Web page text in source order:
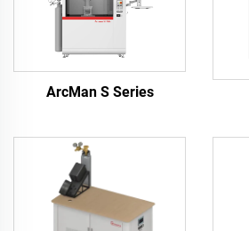
ArcMan S Series